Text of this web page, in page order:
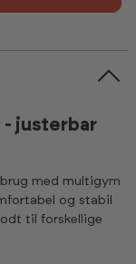
- justerbar
med multigym
og stabil
til forskellige